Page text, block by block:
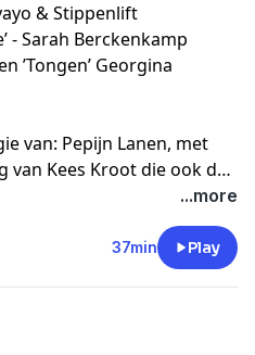
& Stippenlift
- Sarah Berckenkamp
’Tongen’ Georgina
van: Pepijn Lanen, met
Kees Kroot die ook de
serie is geproduceerd
van Palentino Media voor
De totstandkoming van
geweest zonder de nimmer
...more
37min Play